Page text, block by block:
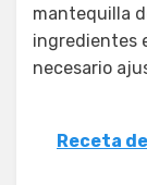
mantequilla
ingredientes
necesario
Receta